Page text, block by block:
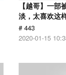
【越哥】一
淡，太喜欢这
# 443
2020-01-15